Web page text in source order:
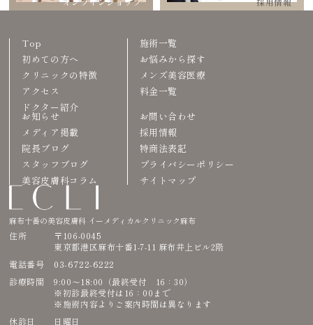
麻布十番の美容皮膚科 イーメディカルクリニック麻布
住所
〒106-0045
東京都港区麻布十番1-7-11 麻布井上ビル2階
電話番号
03-6722-6222
診療時間
9:00〜18:00（最終受付 16：30）
※初診最終受付は16：00まで
※施術内容よりご案内時間は異なります
休診日
日曜日
Top
初めての方へ
クリニックの特徴
アクセス
ドクター紹介
施術一覧
お悩みから探す
メンズ美容医療
料金一覧
お知らせ
メディア掲載
院長ブログ
スタッフブログ
美容皮膚科コラム
お問い合わせ
採用情報
特商法表記
プライバシーポリシー
サイトマップ